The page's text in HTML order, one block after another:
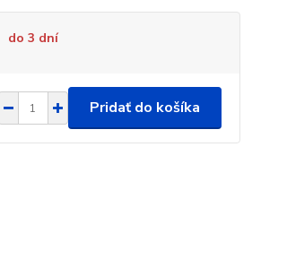
do 3 dní
Pridať do košíka